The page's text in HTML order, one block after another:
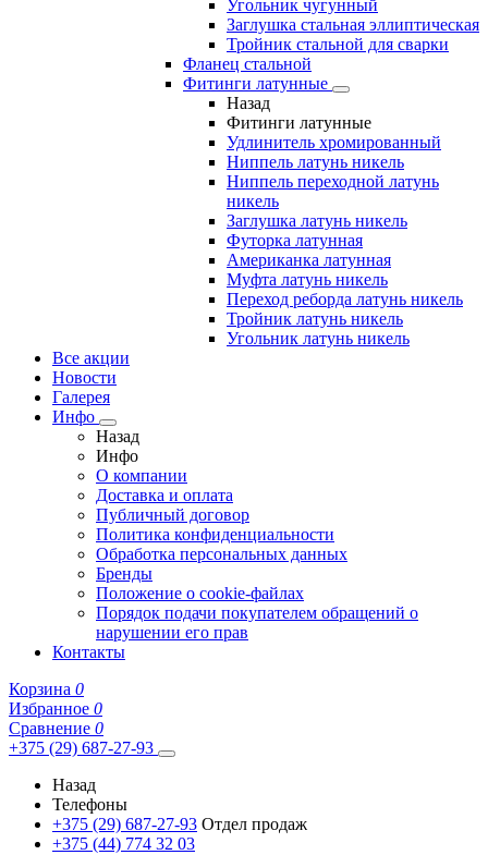
Угольник чугунный
Заглушка стальная эллиптическая
Тройник стальной для сварки
Фланец стальной
Фитинги латунные
Назад
Фитинги латунные
Удлинитель хромированный
Ниппель латунь никель
Ниппель переходной латунь
никель
Заглушка латунь никель
Футорка латунная
Американка латунная
Муфта латунь никель
Переход реборда латунь никель
Тройник латунь никель
Угольник латунь никель
Все акции
Новости
Галерея
Инфо
Назад
Инфо
О компании
Доставка и оплата
Публичный договор
Политика конфиденциальности
Обработка персональных данных
Бренды
Положение о cookie-файлах
Порядок подачи покупателем обращений о
нарушении его прав
Контакты
Корзина 0
Избранное 0
Сравнение 0
+375 (29) 687-27-93
Назад
Телефоны
+375 (29) 687-27-93 Отдел продаж
+375 (44) 774 32 03